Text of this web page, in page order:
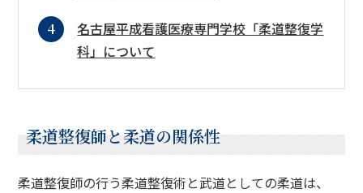
名古屋平成看護医療専門学校「柔道整復学
科」について
柔道整復師と柔道の関係性
柔道整復師の行う柔道整復術と武道としての柔道は、